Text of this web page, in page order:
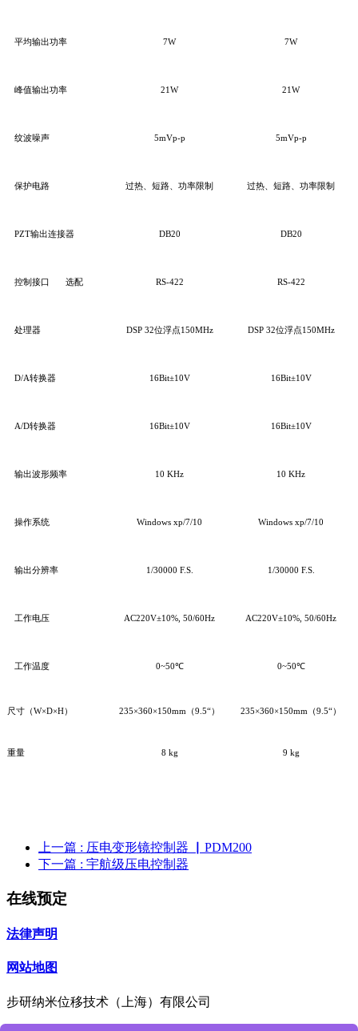
平均输出功率 7W 7W
峰值输出功率 21W 21W
纹波噪声 5mVp-p 5mVp-p
保护电路 过热、短路、功率限制 过热、短路、功率限制
PZT输出连接器 DB20 DB20
控制接口 选配 RS-422 RS-422
处理器 DSP 32位浮点150MHz DSP 32位浮点150MHz
D/A转换器 16Bit±10V 16Bit±10V
A/D转换器 16Bit±10V 16Bit±10V
输出波形频率 10 KHz 10 KHz
操作系统 Windows xp/7/10 Windows xp/7/10
输出分辨率 1/30000 F.S. 1/30000 F.S.
工作电压 AC220V±10%, 50/60Hz AC220V±10%, 50/60Hz
工作温度 0~50℃ 0~50℃
尺寸（W×D×H） 235×360×150mm （9.5“） 235×360×150mm （9.5“）
重量 8 kg 9 kg
上一篇 : 压电变形镜控制器 ▏PDM200
下一篇 : 宇航级压电控制器
在线预定
法律声明
网站地图
步研纳米位移技术（上海）有限公司